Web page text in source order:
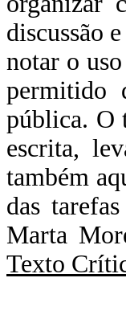
discussão
notar o
permitido
pública. O
escrita,
também
das
Marta
Texto